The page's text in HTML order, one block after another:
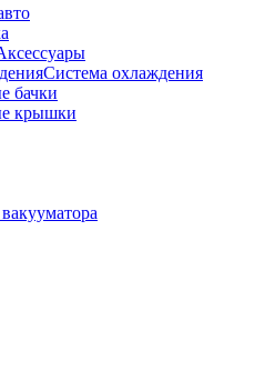
Система охлаждения
бачки
крышки